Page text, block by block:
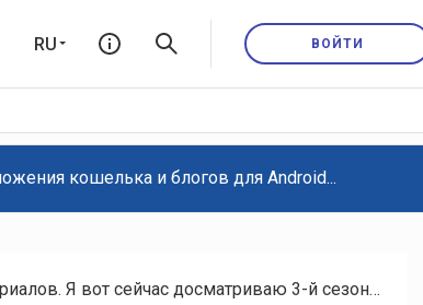
RU ВОЙТИ
кошелька и блогов для Android...
Я вот сейчас досматриваю 3-й сезон…